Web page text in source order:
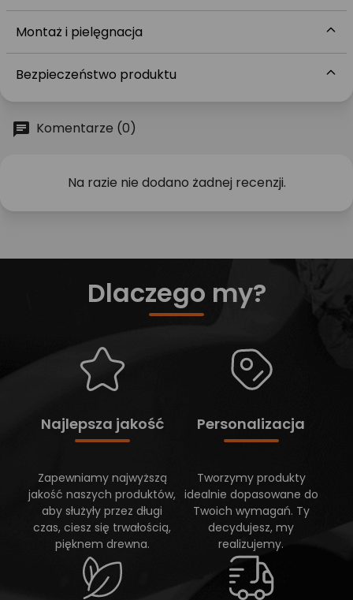
Montaż i pielęgnacja
Bezpieczeństwo produktu
Komentarze (0)
Na razie nie dodano żadnej recenzji.
Dlaczego my?
Najlepsza jakość
Zapewniamy najwyższą
jakość naszych produktów,
aby służyły przez długi
czas, ciesz się trwałością,
pięknem drewna.
Personalizacja
Tworzymy produkty
idealnie dopasowane do
Twoich wymagań. Ty
decydujesz, my
realizujemy.